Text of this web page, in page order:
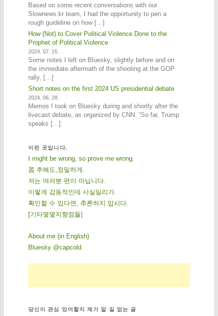
Based on some recent conversations with our
Slownews.kr team, I had the opportunity to pen a
rough guideline on how […]
How (Not) to Cover Political Violence Done to the
Prophet of Political Violence
2024. 07. 15.
Some notes I left on Bluesky, slightly before and on
the immediate aftermath of the shooting at the GOP
rally, […]
Short notes on the first 2024 US presidential debate
2024. 06. 28.
Memos I took on Bluesky during and shortly after the
livecast debate, as organized by CNN. “So far, Trump
speaks […]
이런 곳입니다.
I might be wrong, so prove me wrong.
쫌 추해도,정밀하게.
저는 여러분 편이 아닙니다.
이렇게 감동적인데 사실일리가.
확인할 수 있다면, 추론하지 맙시다.
[기 타몇 몇 지 향점 들]
About me (in English)
Bluesky @capcold
당신이 관심 있어할지 제가 알 길 없는 글